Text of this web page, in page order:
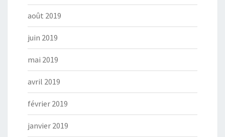
août 2019
juin 2019
mai 2019
avril 2019
février 2019
janvier 2019